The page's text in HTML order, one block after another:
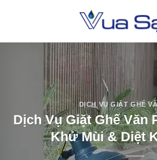
DỊCH VỤ GIẶT GHẾ
Dịch Vụ Giặt Ghế Văn
Khử Mùi & Diệt